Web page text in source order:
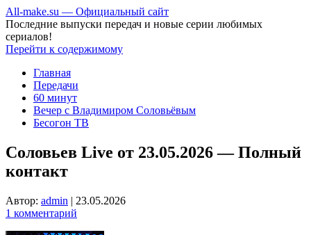
All-make.su — Официальный сайт
Последние выпуски передач и новые серии любимых
сериалов!
Перейти к содержимому
Главная
Передачи
60 минут
Вечер с Владимиром Соловьёвым
Бесогон ТВ
Соловьев Live от 23.05.2026 — Полный
контакт
Автор: admin | 23.05.2026
1 комментарий